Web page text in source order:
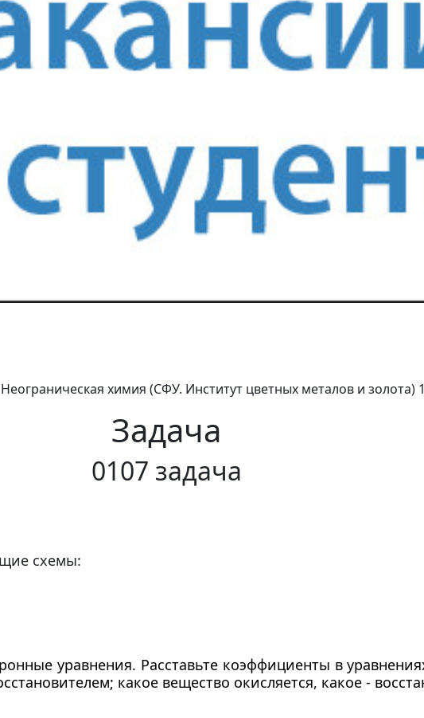
химия (СФУ. Институт цветных металов и золота)
Задача
0107 задача
схемы:
уравнения. Расставьте коэффициенты в
какое вещество окисляется, какое -